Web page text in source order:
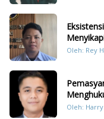
Dengan
Oleh: Rey
Oleh: Harry